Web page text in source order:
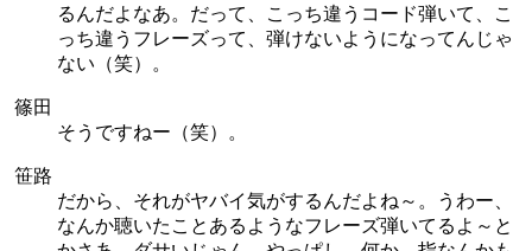
るんだよなあ。だって、こっち違うコード弾いて、こ
っち違うフレーズって、弾けないようになってんじゃ
ない（笑）。
篠田
そうですねー（笑）。
笹路
だから、それがヤバイ気がするんだよね～。うわー、
なんか聴いたことあるようなフレーズ弾いてるよ～と